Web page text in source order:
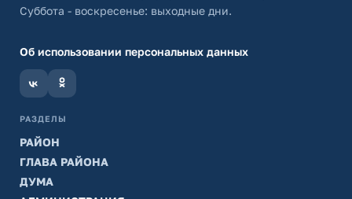
Суббота - воскресенье: выходные дни.
Об использовании персональных данных
РАЗДЕЛЫ
РАЙОН
ГЛАВА РАЙОНА
ДУМА